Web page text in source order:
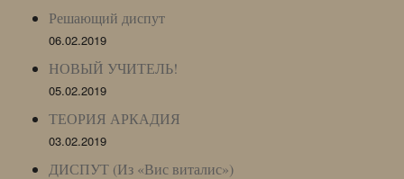
Решающий диспут
06.02.2019
НОВЫЙ УЧИТЕЛЬ!
05.02.2019
ТЕОРИЯ АРКАДИЯ
03.02.2019
ДИСПУТ (Из «Вис виталис»)